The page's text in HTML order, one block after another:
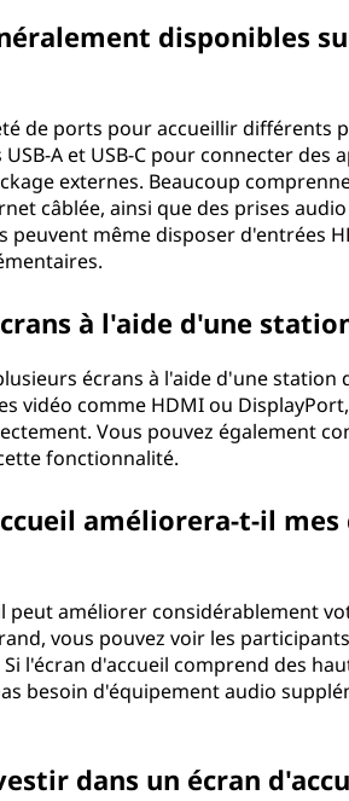
disponibles
de ports pour accueillir différents
A et USB-C pour connecter des
externes. Beaucoup
câblée, ainsi que des prises
peuvent même disposer d'entrées
à l'aide d'une
écrans à l'aide d'une station
vidéo comme HDMI ou
Vous pouvez également
fonctionnalité.
améliorera-t-il mes
peut améliorer considérablement
vous pouvez voir les
l'écran d'accueil comprend des
besoin d'équipement audio
dans un écran